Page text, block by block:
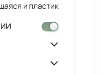
и пластик